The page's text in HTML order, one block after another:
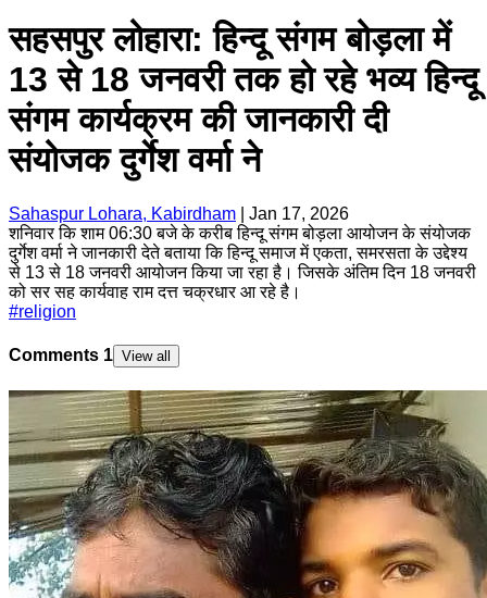
सहसपुर लोहारा: हिन्दू संगम बोड़ला में
13 से 18 जनवरी तक हो रहे भव्य हिन्दू
संगम कार्यक्रम की जानकारी दी
संयोजक दुर्गेश वर्मा ने
Sahaspur Lohara, Kabirdham
Jan 17, 2026
शनिवार कि शाम 06:30 बजे के करीब हिन्दू संगम बोड़ला आयोजन के संयोजक
दुर्गेश वर्मा ने जानकारी देते बताया कि हिन्दू समाज में एकता, समरसता के उद्देश्य
से 13 से 18 जनवरी आयोजन किया जा रहा है। जिसके अंतिम दिन 18 जनवरी
को सर सह कार्यवाह राम दत्त चक्रधार आ रहे है।
#religion
Comments 1 View all